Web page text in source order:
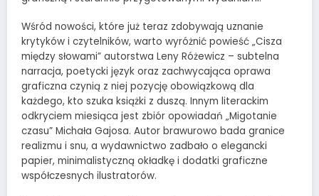
Wśród nowości, które już teraz zdobywają uznanie
krytyków i czytelników, warto wyróżnić powieść „Cisza
między słowami” autorstwa Leny Różewicz – subtelna
narracja, poetycki język oraz zachwycająca oprawa
graficzna czynią z niej pozycję obowiązkową dla
każdego, kto szuka książki z duszą. Innym literackim
odkryciem miesiąca jest zbiór opowiadań „Migotanie
czasu” Michała Gajosa. Autor brawurowo bada granice
realizmu i snu, a wydawnictwo zadbało o elegancki
papier, minimalistyczną okładkę i dodatki graficzne
współczesnych ilustratorów.